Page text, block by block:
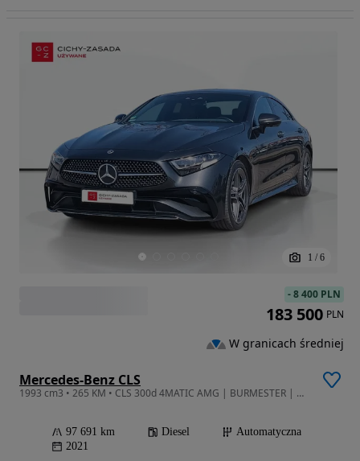
1 / 6
Mercedes-Benz CLS
1993 cm3 • 265 KM • CLS 300d 4MATIC AMG | BURMESTER | Widescreen | Skóra | Kamera | LED
97 691 km Diesel
Automatyczna
2021
-8 400 PLN
183 500 PLN
W granicach średniej